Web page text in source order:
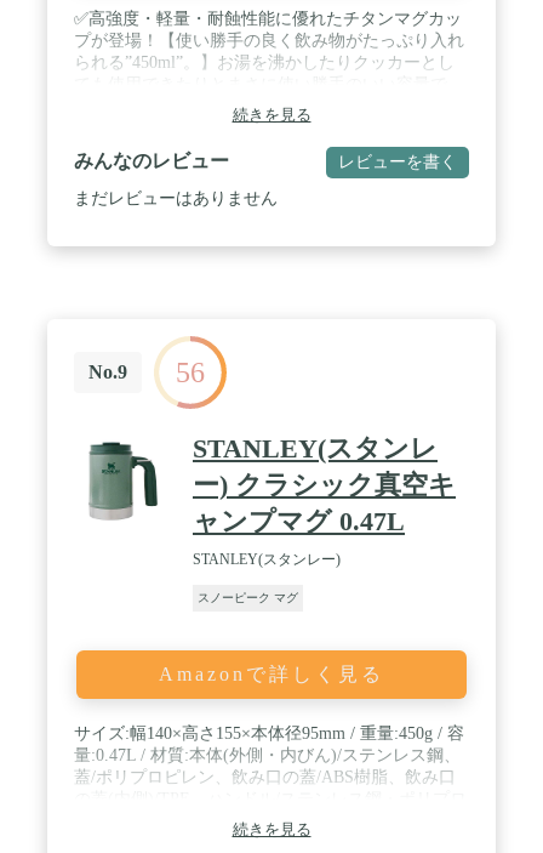
✅高強度・軽量・耐蝕性能に優れたチタンマグカッ
プが登場！【使い勝手の良く飲み物がたっぷり入れ
られる”450ml”。】お湯を沸かしたりクッカーとし
す！【飲み口が熱くなりにくい！】また、熱伝導率
が低いため熱い飲み物を注いでも飲み口付近は熱く
なりにくくなっています！【折りたたみ可能なハン
ドル】 持ち手部分は、よりコンパクトに収納する
ことができるようフォールディングハンドルにしま
専用の蓋が標準装備！キャンプ場に生息している虫
や焚火の灰が飲み物に侵入することを防いでくれま
す。キャンプなどのアウトドアで使う場合には、蓋
付きのため安心して飲み物を飲むことができます。
また保温性もアップするため、より長く温かい飲み
物を飲むことができます。 / ✅【直火での仕様が可
能】WAQチタンマグはシングルウォール構造のため
ガスバーナーや焚火など、直火での使用が可能で
す。【専用の収納袋付き】チタンマグを収納するた
れておいても他のアイテムと直接当たることがな
徴】ステンレス鋼よりも60%ほど軽く、他の主要金
たりの強度に優れています。強度を保ったまま薄
く・軽くする事ができるため、アウトドアに最適な
素材と言えます。 / ✅【美しい焼き色への変化】長
しい焼き色へと変化していきます。変化の具合は使
用状況によって変わるため自分だけのチタンマグに
育て上げることも可能です。【 使い方動画 】パッ
りますのでスマホでいつでも使い方を確認できま
続きを見る
みんなのレビュー レビューを書く
まだレビューはありません
No.9 56
STANLEY(スタンレ
ー) クラシック真空キ
ャンプマグ 0.47L
STANLEY(スタンレー)
スノーピーク マグ
Amazonで詳しく見る
サイズ:幅140×高さ155×本体径95mm / 重量:450g / 容
量:0.47L / 材質:本体(外側・内びん)/ステンレス鋼、
蓋/ポリプロピレン、飲み口の蓋/ABS樹脂、飲み口
ピレン・TPE、パッキン/シリコーン / 保温力目安:60
度以上/2.5時間 / 保冷力目安:10度以下/4.5時間 / 食洗
続きを見る